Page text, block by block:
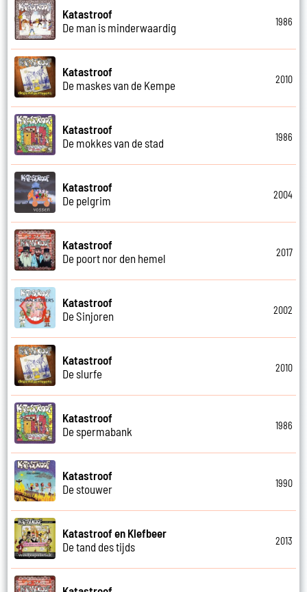
Katastroof
De man is minderwaardig
1986
Katastroof
De maskes van de Kempe
2010
Katastroof
De mokkes van de stad
1986
Katastroof
De pelgrim
2004
Katastroof
De poort nor den hemel
2017
Katastroof
De Sinjoren
2002
Katastroof
De slurfe
2010
Katastroof
De spermabank
1986
Katastroof
De stouwer
1990
Katastroof en Klefbeer
De tand des tijds
2013